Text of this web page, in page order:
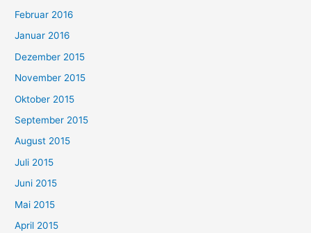
Februar 2016
Januar 2016
Dezember 2015
November 2015
Oktober 2015
September 2015
August 2015
Juli 2015
Juni 2015
Mai 2015
April 2015